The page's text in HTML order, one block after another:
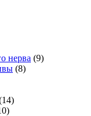
нерва (9)
(8)